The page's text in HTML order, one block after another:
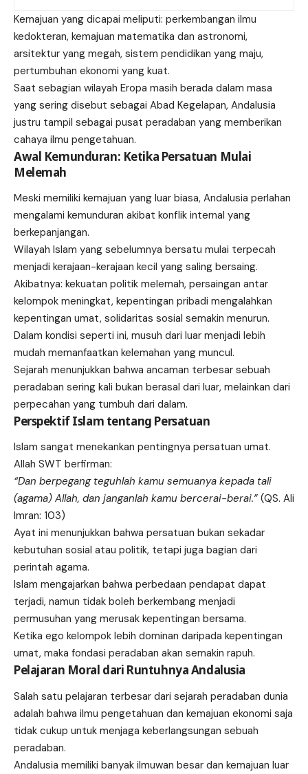
Kemajuan yang dicapai meliputi: perkembangan ilmu
kedokteran, kemajuan matematika dan astronomi,
arsitektur yang megah, sistem pendidikan yang maju,
pertumbuhan ekonomi yang kuat.
Saat sebagian wilayah Eropa masih berada dalam masa
yang sering disebut sebagai Abad Kegelapan, Andalusia
justru tampil sebagai pusat peradaban yang memberikan
cahaya ilmu pengetahuan.
Awal Kemunduran: Ketika Persatuan Mulai
Melemah
Meski memiliki kemajuan yang luar biasa, Andalusia perlahan
mengalami kemunduran akibat konflik internal yang
berkepanjangan.
Wilayah Islam yang sebelumnya bersatu mulai terpecah
menjadi kerajaan-kerajaan kecil yang saling bersaing.
Akibatnya: kekuatan politik melemah, persaingan antar
kelompok meningkat, kepentingan pribadi mengalahkan
kepentingan umat, solidaritas sosial semakin menurun.
Dalam kondisi seperti ini, musuh dari luar menjadi lebih
mudah memanfaatkan kelemahan yang muncul.
Sejarah menunjukkan bahwa ancaman terbesar sebuah
peradaban sering kali bukan berasal dari luar, melainkan dari
perpecahan yang tumbuh dari dalam.
Perspektif Islam tentang Persatuan
Islam sangat menekankan pentingnya persatuan umat.
Allah SWT berfirman:
“Dan berpegang teguhlah kamu semuanya kepada tali
(agama) Allah, dan janganlah kamu bercerai-berai.” (QS. Ali
Imran: 103)
Ayat ini menunjukkan bahwa persatuan bukan sekadar
kebutuhan sosial atau politik, tetapi juga bagian dari
perintah agama.
Islam mengajarkan bahwa perbedaan pendapat dapat
terjadi, namun tidak boleh berkembang menjadi
permusuhan yang merusak kepentingan bersama.
Ketika ego kelompok lebih dominan daripada kepentingan
umat, maka fondasi peradaban akan semakin rapuh.
Pelajaran Moral dari Runtuhnya Andalusia
Salah satu pelajaran terbesar dari sejarah peradaban dunia
adalah bahwa ilmu pengetahuan dan kemajuan ekonomi saja
tidak cukup untuk menjaga keberlangsungan sebuah
peradaban.
Andalusia memiliki banyak ilmuwan besar dan kemajuan luar